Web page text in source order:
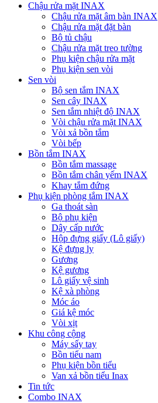
Chậu rửa mặt INAX
Chậu rửa mặt âm bàn INAX
Chậu rửa mặt đặt bàn
Bộ tủ chậu
Chậu rửa mặt treo tường
Phụ kiện chậu rửa mặt
Phụ kiện sen vòi
Sen vòi
Bộ sen tắm INAX
Sen cây INAX
Sen tắm nhiệt độ INAX
Vòi chậu rửa mặt INAX
Vòi xả bồn tắm
Vòi bếp
Bồn tắm INAX
Bồn tắm massage
Bồn tắm chân yếm INAX
Khay tắm đứng
Phụ kiện phòng tắm INAX
Ga thoát sàn
Bộ phụ kiện
Dây cấp nước
Hộp đựng giấy (Lô giấy)
Kệ đựng ly
Gương
Kệ gương
Lô giấy vệ sinh
Kệ xà phòng
Móc áo
Giá kệ móc
Vòi xịt
Khu công cộng
Máy sấy tay
Bồn tiểu nam
Phụ kiện bồn tiểu
Van xả bồn tiểu Inax
Tin tức
Combo INAX